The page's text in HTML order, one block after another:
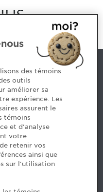
Montréal (Québec)
of your career? See
des témoins
outils
améliorer sa
expérience. Les
assurent le
témoins
et d'analyse
votre
retenir vos
ainsi que
sur l'utilisation